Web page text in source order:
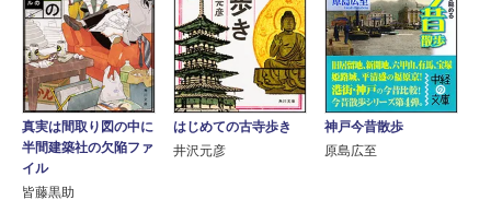
真実は間取り図の中に
半間建築社の欠陥ファ
イル
皆藤黒助
はじめての古寺歩き
井沢元彦
神戸今昔散歩
原島広至